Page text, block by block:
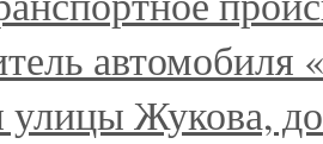
автомобиля
улицы Жукова,